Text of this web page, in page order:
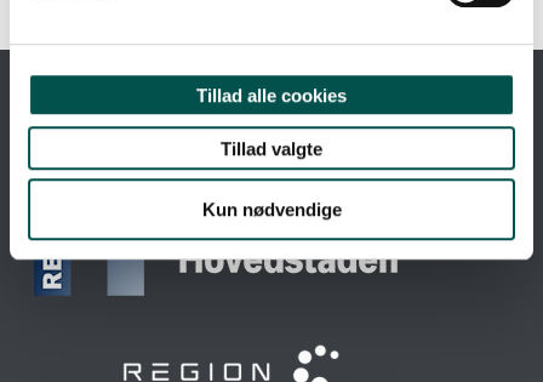
Tillad alle cookies
Tillad valgte
Kun nødvendige
ET PARTNERSKAB MELLEM